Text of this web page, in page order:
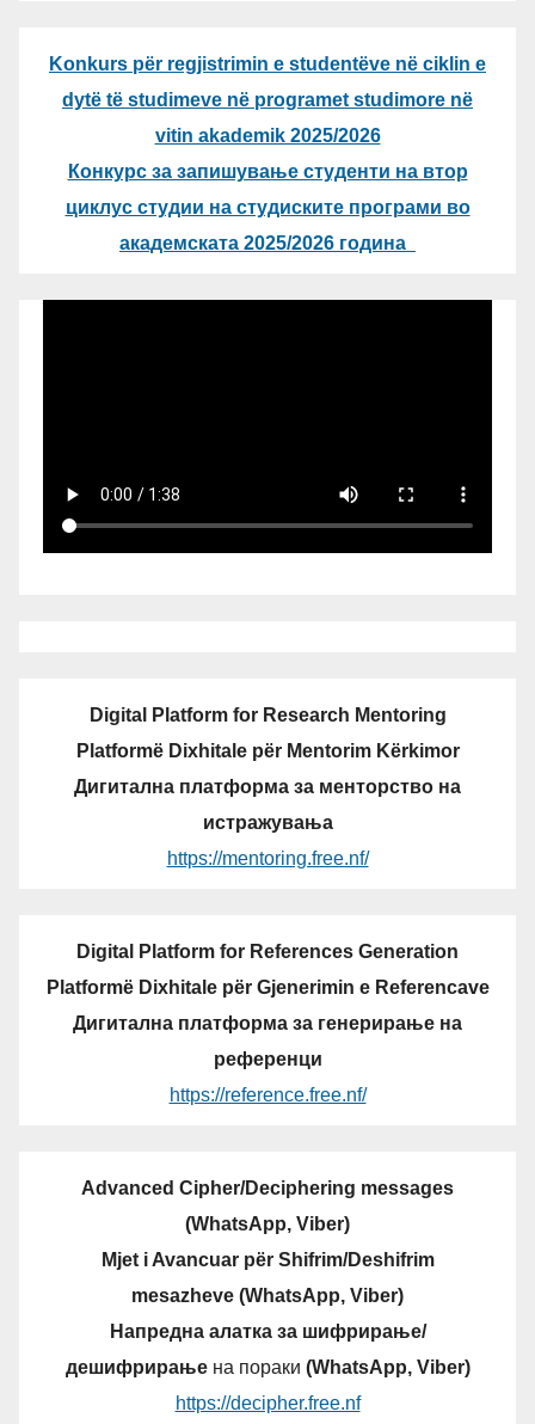
Konkurs për regjistrimin e studentëve në ciklin e
dytë të studimeve në programet studimore në
vitin akademik 2025/2026
Конкурс за запишување студенти на втор
циклус студии на студиските програми во
академската 2025/2026 година
Digital Platform for Research Mentoring
Platformë Dixhitale për Mentorim Kërkimor
Дигитална платформа за менторство на
истражувања
https://mentoring.free.nf/
Digital Platform for References Generation
Platformë Dixhitale për Gjenerimin e Referencave
Дигитална платформа за генерирање на
референци
https://reference.free.nf/
Advanced Cipher/Deciphering messages
(WhatsApp, Viber)
Mjet i Avancuar për Shifrim/Deshifrim
mesazheve (WhatsApp, Viber)
Напредна алатка за шифрирање/
дешифрирањена пораки (WhatsApp, Viber)
https://decipher.free.nf